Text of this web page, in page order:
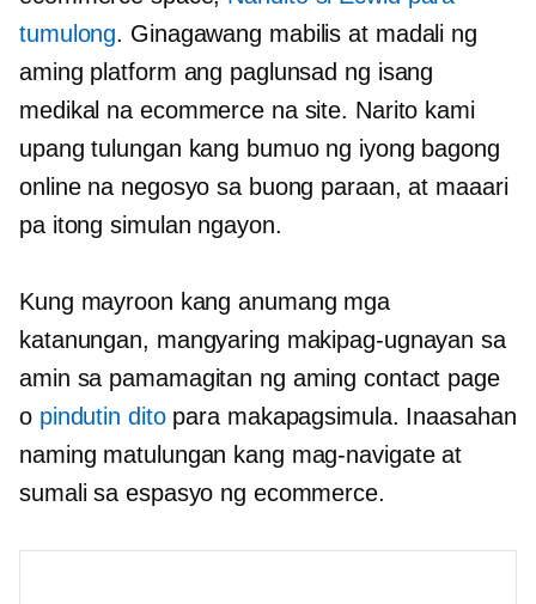
tumulong. Ginagawang mabilis at madali ng
aming platform ang paglunsad ng isang
medikal na ecommerce na site. Narito kami
upang tulungan kang bumuo ng iyong bagong
online na negosyo sa buong paraan, at maaari
pa itong simulan ngayon.
Kung mayroon kang anumang mga
katanungan, mangyaring makipag-ugnayan sa
amin sa pamamagitan ng aming contact page
o pindutin ditopara makapagsimula. Inaasahan
naming matulungan kang mag-navigate at
sumali sa espasyo ng ecommerce.